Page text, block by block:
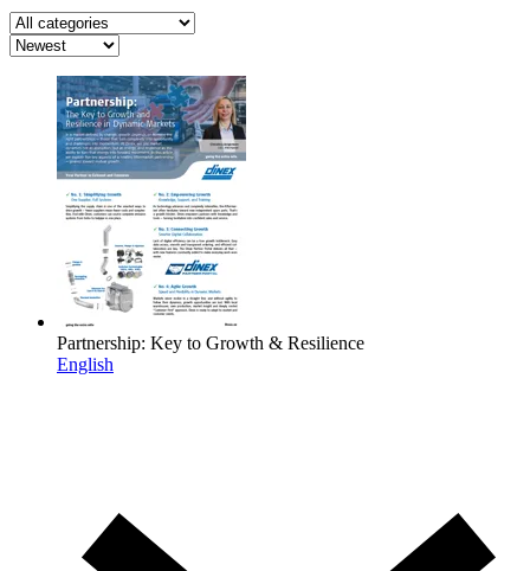
Partnership: Key to Growth & Resilience
English